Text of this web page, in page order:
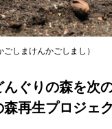
しまけんかごしまし）
ぐりの森を次
再生プロジェ